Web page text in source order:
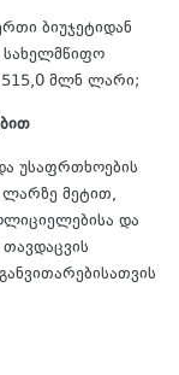
ბიუჯეტიდან
515,0 მლნ ლარი;
უსაფრთხოების
ლარზე მეტით,
და